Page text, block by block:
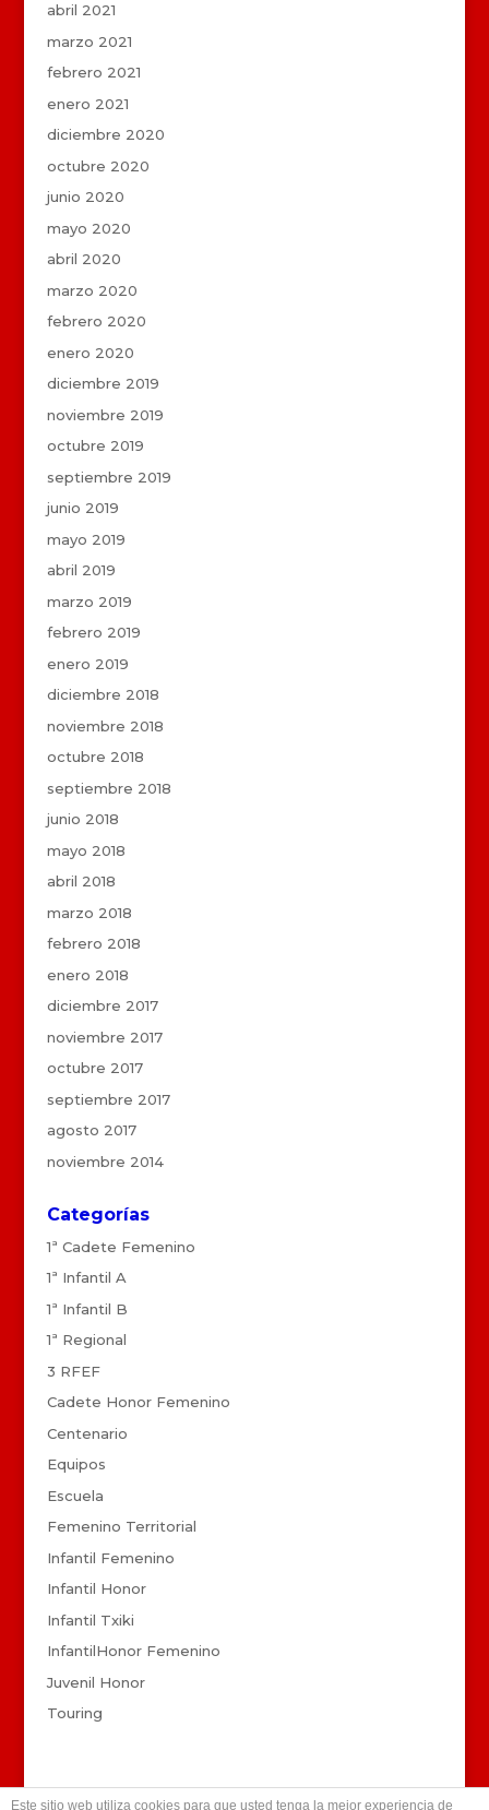
abril 2021
marzo 2021
febrero 2021
enero 2021
diciembre 2020
octubre 2020
junio 2020
mayo 2020
abril 2020
marzo 2020
febrero 2020
enero 2020
diciembre 2019
noviembre 2019
octubre 2019
septiembre 2019
junio 2019
mayo 2019
abril 2019
marzo 2019
febrero 2019
enero 2019
diciembre 2018
noviembre 2018
octubre 2018
septiembre 2018
junio 2018
mayo 2018
abril 2018
marzo 2018
febrero 2018
enero 2018
diciembre 2017
noviembre 2017
octubre 2017
septiembre 2017
agosto 2017
noviembre 2014
Categorías
1ª Cadete Femenino
1ª Infantil A
1ª Infantil B
1ª Regional
3 RFEF
Cadete Honor Femenino
Centenario
Equipos
Escuela
Femenino Territorial
Infantil Femenino
Infantil Honor
Infantil Txiki
InfantilHonor Femenino
Juvenil Honor
Touring
Este sitio web utiliza cookies para que usted tenga la mejor experiencia de